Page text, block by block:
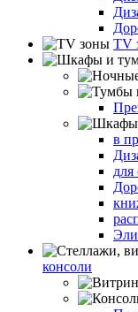
TV
в
консоли